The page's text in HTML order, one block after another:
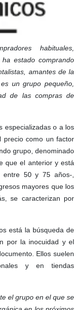
habituales,
estado comprando
amantes de la
un grupo pequeño,
de las compras de
especializadas o a los
precio como un factor
grupo, denominado
que el anterior y está
entre 50 y 75 años-,
mayores que los
se caracterizan por
está la búsqueda de
por la inocuidad y el
Ellos suelen
y en tiendas
el grupo en el que se